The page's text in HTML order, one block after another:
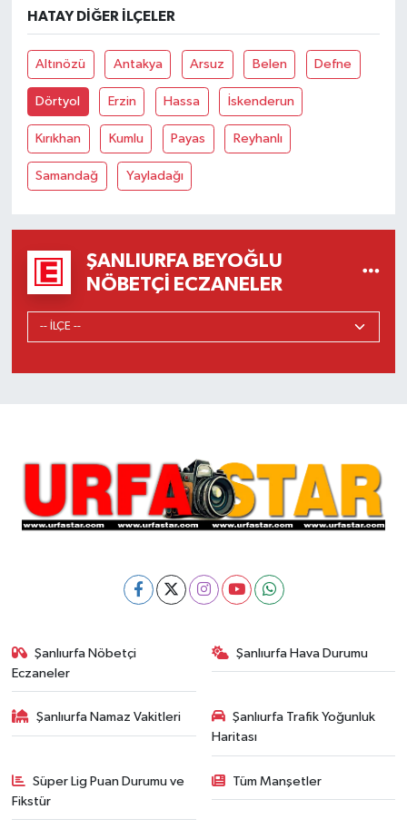
HATAY DIĞER İLÇELER
Altınözü Antakya Arsuz Belen Defne
Dörtyol Erzin Hassa İskenderun
Kırıkhan Kumlu Payas Reyhanlı
Samandağ Yayladağı
ŞANLIURFA BEYOĞLU
NÖBETÇI ECZANELER
Şanlıurfa Nöbetçi
Eczaneler
Şanlıurfa Hava Durumu
Şanlıurfa Namaz Vakitleri
Şanlıurfa Trafik Yoğunluk
Haritası
Süper Lig Puan Durumu ve
Fikstür
Tüm Manşetler